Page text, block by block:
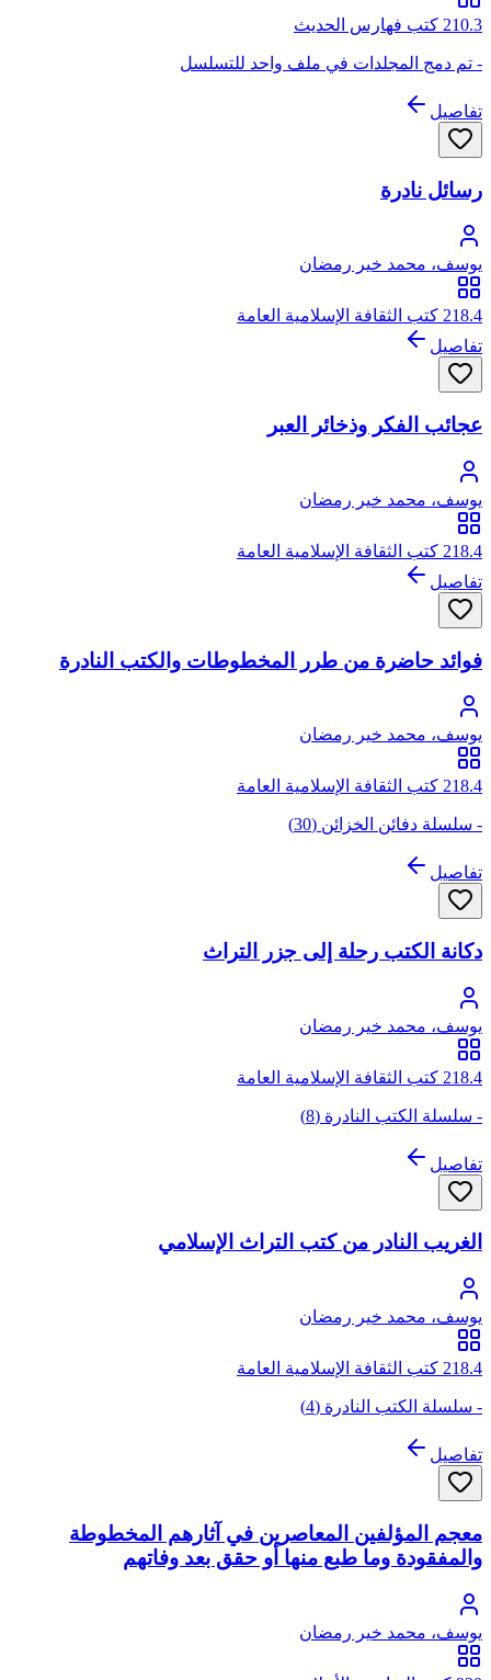
210.3 كتب فهارس الحديث
- تم دمج المجلدات في ملف واحد للتسلسل
تفاصيل
رسائل نادرة
يوسف، محمد خير رمضان
218.4 كتب الثقافة الإسلامية العامة
تفاصيل
عجائب الفكر وذخائر العبر
يوسف، محمد خير رمضان
218.4 كتب الثقافة الإسلامية العامة
تفاصيل
فوائد حاضرة من طرر المخطوطات والكتب النادرة
يوسف، محمد خير رمضان
218.4 كتب الثقافة الإسلامية العامة
- سلسلة دفائن الخزائن (30)
تفاصيل
دكانة الكتب رحلة إلى جزر التراث
يوسف، محمد خير رمضان
218.4 كتب الثقافة الإسلامية العامة
- سلسلة الكتب النادرة (8)
تفاصيل
الغريب النادر من كتب التراث الإسلامي
يوسف، محمد خير رمضان
218.4 كتب الثقافة الإسلامية العامة
- سلسلة الكتب النادرة (4)
تفاصيل
معجم المؤلفين المعاصرين في آثارهم المخطوطة
والمفقودة وما طبع منها أو حقق بعد وفاتهم
يوسف، محمد خير رمضان